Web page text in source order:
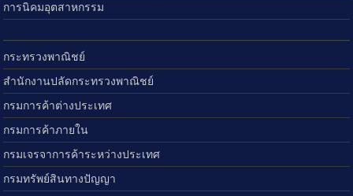
การนิคมอุตสาหกรรม
กระทรวงพาณิชย์
สำนักงานปลัดกระทรวงพาณิชย์
กรมการค้าต่างประเทศ
กรมการค้าภายใน
กรมเจรจาการค้าระหว่างประเทศ
กรมทรัพย์สินทางปัญญา